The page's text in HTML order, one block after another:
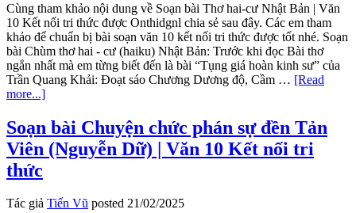
Cùng tham khảo nội dung về Soạn bài Thơ hai-cư Nhật Bản | Văn
10 Kết nối tri thức được Onthidgnl chia sẻ sau đây. Các em tham
khảo để chuẩn bị bài soạn văn 10 kết nối tri thức được tốt nhé. Soạn
bài Chùm thơ hai - cư (haiku) Nhật Bản: Trước khi đọc Bài thơ
ngắn nhất mà em từng biết đến là bài “Tụng giá hoàn kinh sư” của
Trần Quang Khải: Đoạt sáo Chương Dương độ, Cầm … [Read
more...]about
bài
Thơ
hai-
Soạn bài Chuyện chức phán sự đền Tản
Viên (Nguyễn Dữ) | Văn 10 Kết nối tri
thức
Tác giả Tiến Vũ posted 21/02/2025